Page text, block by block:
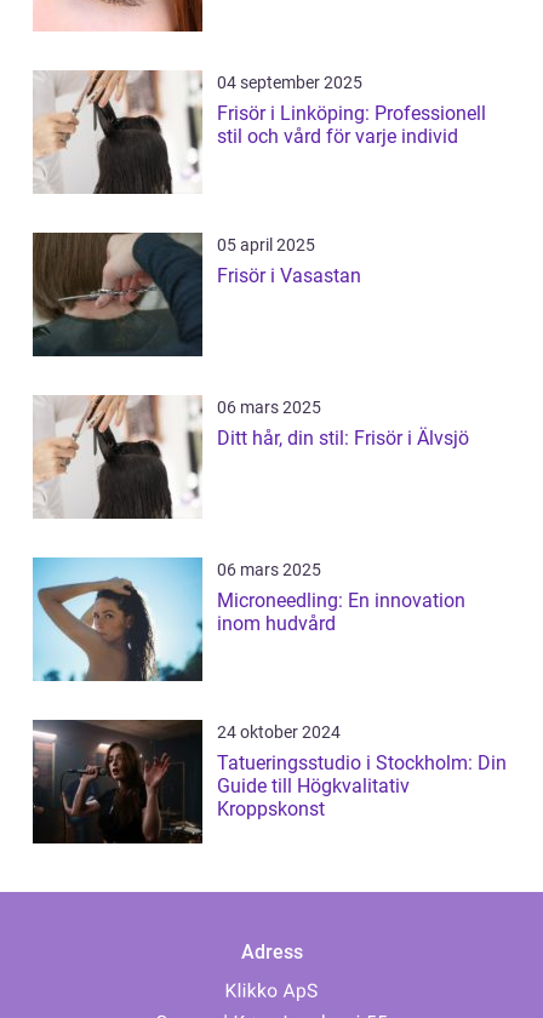
04 september 2025
Frisör i Linköping: Professionell
stil och vård för varje individ
05 april 2025
Frisör i Vasastan
06 mars 2025
Ditt hår, din stil: Frisör i Älvsjö
06 mars 2025
Microneedling: En innovation
inom hudvård
24 oktober 2024
Tatueringsstudio i Stockholm: Din
Guide till Högkvalitativ
Kroppskonst
Adress